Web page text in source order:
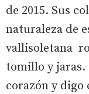
de 2015. Sus
naturaleza de
vallisoletana
tomillo y jaras.
corazón y digo